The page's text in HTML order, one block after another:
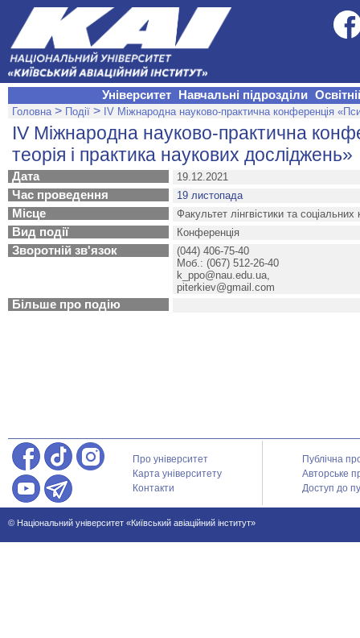
Університет Навчальні підрозділи
Головна > Події > ІV Міжнародна науково-практична конференція
ІV Міжнародна науково-практична
теорія і практика наукових досліджень»
Дата 19.12.2021
Час проведення 19 листопада
Місце Факультет лінгвістики та соціальних
Вид події Конференція
Зворотній зв'язок
(044) 406-75-40
Моб.: (067) 512-26-40
k_pро@nau.edu.ua,
piterkiev@gmail.com
Більше про подію
Про університет
Карта університету
Контакти
Публічна
Авторське
Доступ до
© Національний університет «Київський авіаційний інститут»